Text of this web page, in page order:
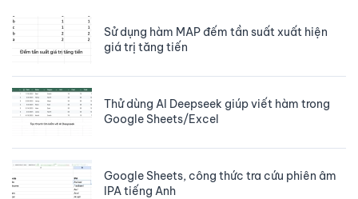
Sử dụng hàm MAP đếm tần suất xuất hiện
giá trị tăng tiến
Thử dùng AI Deepseek giúp viết hàm trong
Google Sheets/Excel
Google Sheets, công thức tra cứu phiên âm
IPA tiếng Anh